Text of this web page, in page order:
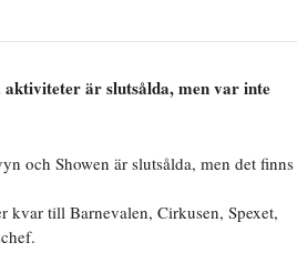
är slutsålda, men var inte
och Showen är slutsålda, men det finns
kvar till Barnevalen, Cirkusen, Spexet,